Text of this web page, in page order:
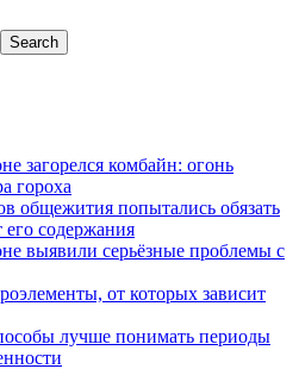
загорелся комбайн: огонь
гороха
общежития попытались обязать
его содержания
выявили серьёзные проблемы с
от которых зависит
лучше понимать периоды